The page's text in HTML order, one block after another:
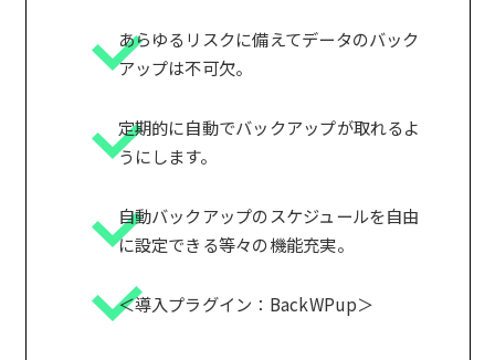
あらゆるリスクに備えてデータのバック
アップは不可欠。
定期的に自動でバックアップが取れるよ
うにします。
自動バックアップのスケジュールを自由
に設定できる等々の機能充実。
＜導入プラグイン：BackWPup＞